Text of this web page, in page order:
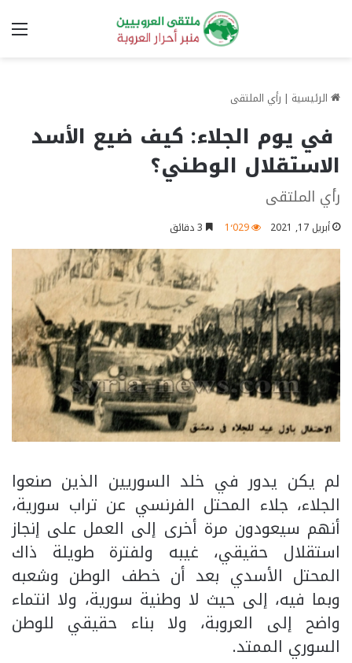
الرئيسية | رأي الملتقى
في يوم الجلاء: كيف ضيع الأسد
الاستقلال الوطني؟
رأي الملتقى
أبريل 17, 2021 1٬029
لم يكن يدور في خلد السوريين الذين صنعوا
الجلاء، جلاء المحتل الفرنسي عن تراب سورية،
أنهم سيعودون مرة أخرى إلى العمل على إنجاز
استقلال حقيقي، غيبه ولفترة طويلة ذاك
المحتل الأسدي بعد أن خطف الوطن وشعبه
وبما فيه، إلى حيث لا وطنية سورية، ولا انتماء
واضح إلى العروبة، ولا بناء حقيقي للوطن
السوري الممتد.